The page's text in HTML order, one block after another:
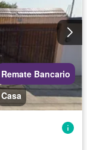
Remate Bancario
Casa